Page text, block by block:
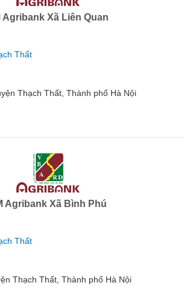
Agribank Xã Liên Quan
Thất
Thạch Thất, Thành phố Hà Nội
Agribank Xã Bình Phú
Thất
Thạch Thất, Thành phố Hà Nội